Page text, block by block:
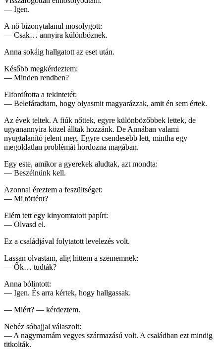
— Igen.
A nő bizonytalanul mosolygott:
— Csak… annyira különböznek.
Anna sokáig hallgatott az eset után.
Később megkérdeztem:
— Minden rendben?
Elfordította a tekintetét:
— Belefáradtam, hogy olyasmit magyarázzak, amit én sem értek.
Az évek teltek. A fiúk nőttek, egyre különbözőbbek lettek, de
ugyanannyira közel álltak hozzánk. De Annában valami
nyugtalanító jelent meg. Egyre csendesebb lett, mintha egy
megoldatlan problémát hordozna magában.
Egy este, amikor a gyerekek aludtak, azt mondta:
— Beszélnünk kell.
Azonnal éreztem a feszültséget:
— Mi történt?
Elém tett egy kinyomtatott papírt:
— Olvasd el.
Ez a családjával folytatott levelezés volt.
Lassan olvastam, alig hittem a szememnek:
— Ők… tudták?
Anna bólintott:
— Igen. És arra kértek, hogy hallgassak.
— Miért? — kérdeztem.
Nehéz sóhajjal válaszolt:
— A nagymamám vegyes származású volt. A családban ezt mindig
titkolták.